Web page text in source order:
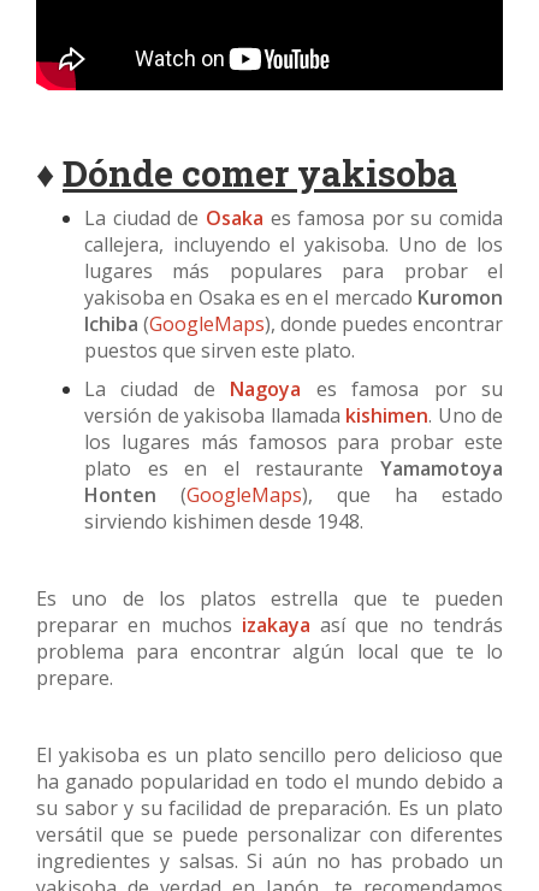
♦Dónde comer yakisoba
La ciudad de Osaka es famosa por su comida
callejera, incluyendo el yakisoba. Uno de los
lugares más populares para probar el
yakisoba en Osaka es en el mercado Kuromon
Ichiba (GoogleMaps), donde puedes encontrar
puestos que sirven este plato.
La ciudad de Nagoya es famosa por su
versión de yakisoba llamada kishimen. Uno de
los lugares más famosos para probar este
plato es en el restaurante Yamamotoya
Honten (GoogleMaps), que ha estado
sirviendo kishimen desde 1948.
Es uno de los platos estrella que te pueden
preparar en muchos izakaya así que no tendrás
problema para encontrar algún local que te lo
prepare.
El yakisoba es un plato sencillo pero delicioso que
ha ganado popularidad en todo el mundo debido a
su sabor y su facilidad de preparación. Es un plato
versátil que se puede personalizar con diferentes
ingredientes y salsas. Si aún no has probado un